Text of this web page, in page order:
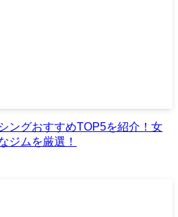
ングおすすめTOP5を紹介！女
ジムを厳選！